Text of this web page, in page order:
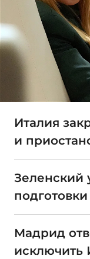
Италия
и
Зеленский
Мадрид
исключить